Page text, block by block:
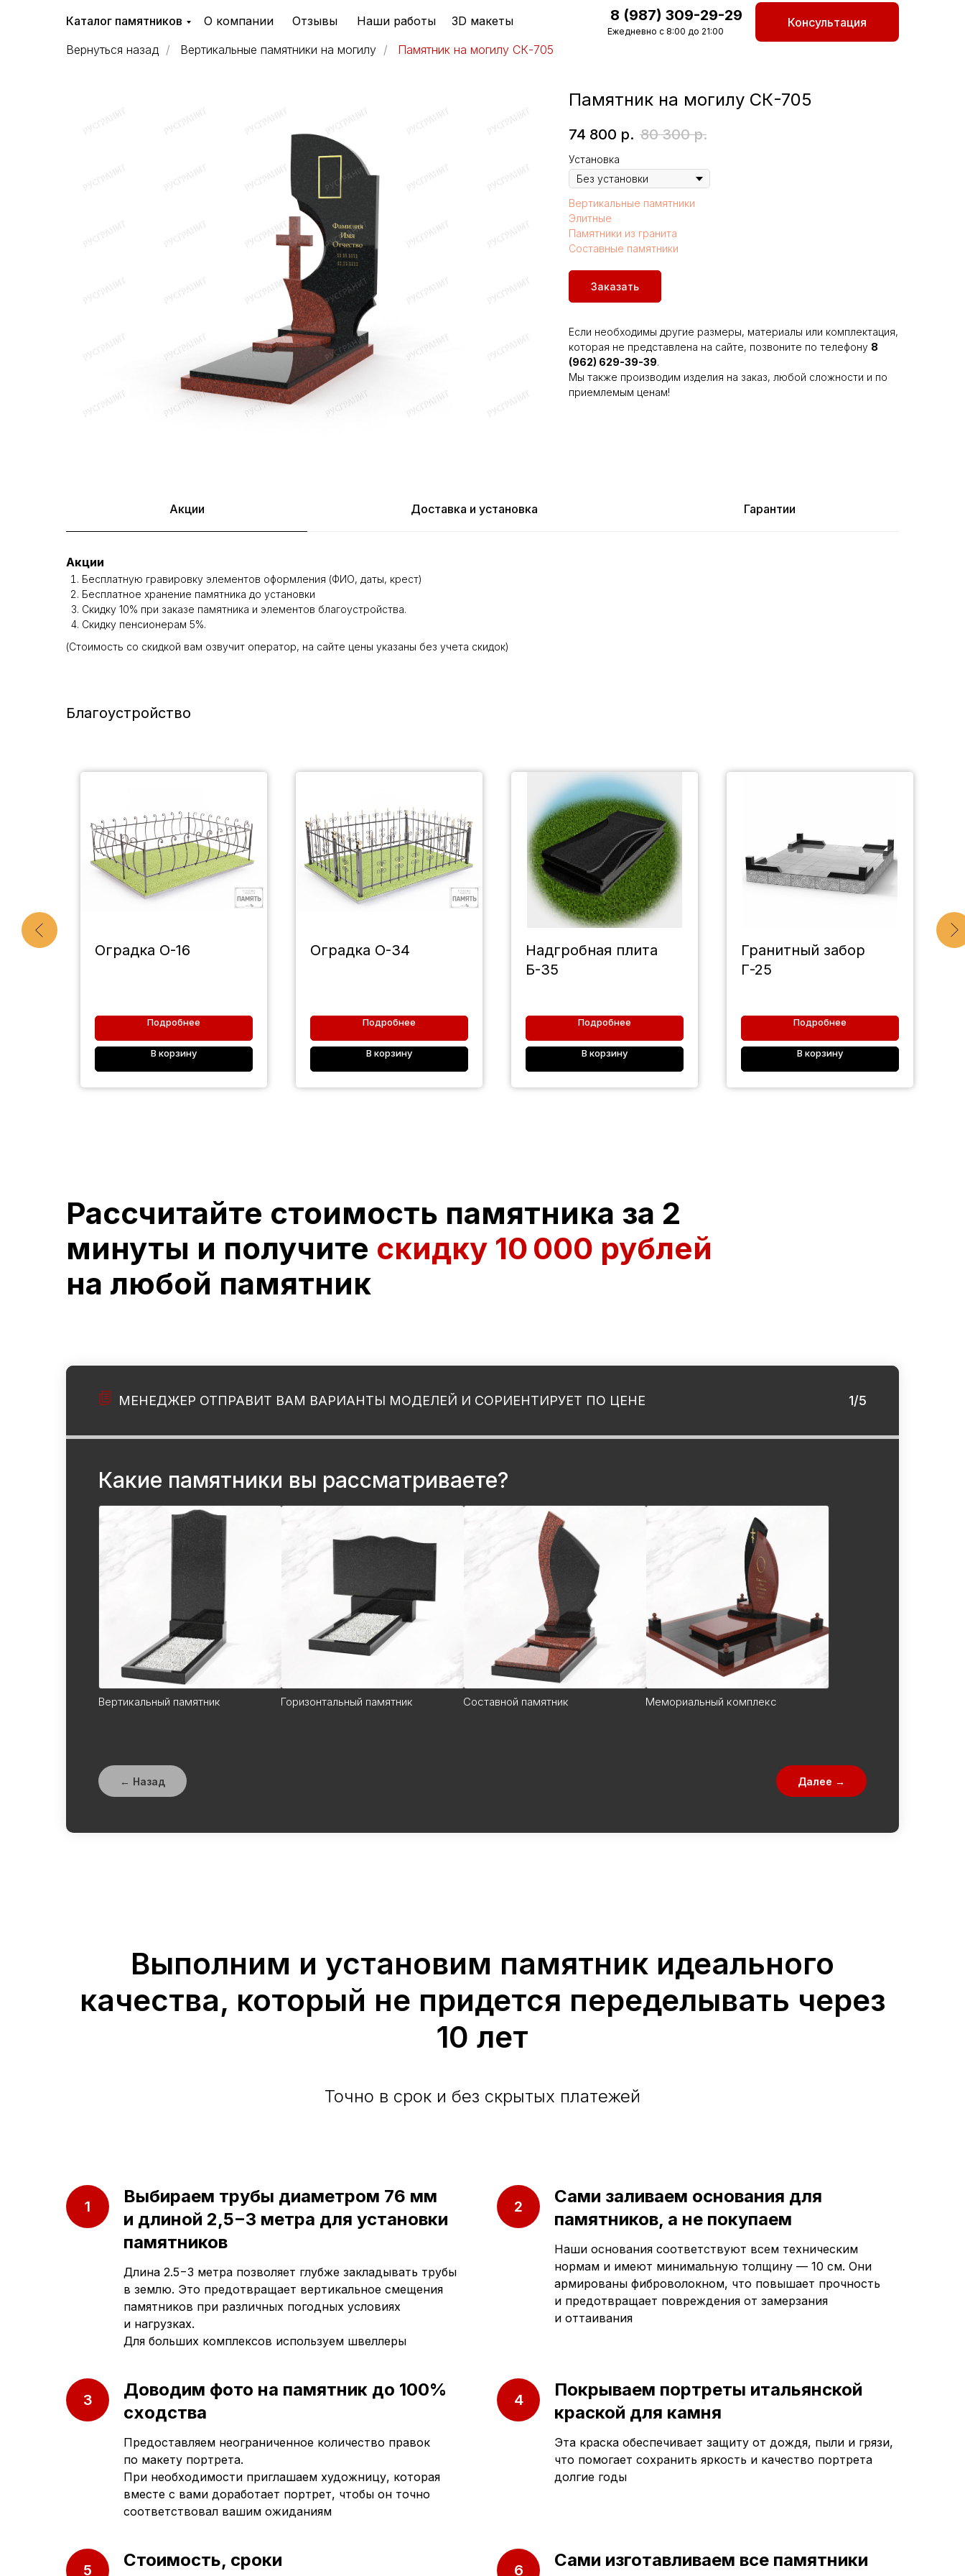
Каталог памятников О компании Отзывы Наши работы 3D макеты Консультация
8 (987) 309-29-29
Ежедневно с 8:00 до 21:00
Вернуться назад / Вертикальные памятники на могилу / Памятник на могилу СК-705
Памятник на могилу СК-705
74 800 р. 80 300 р.
Установка
Вертикальные памятники
Элитные
Памятники из гранита
Составные памятники
Заказать
Если необходимы другие размеры, материалы или комплектация,
которая не представлена на сайте, позвоните по телефону 8
(962) 629-39-39.
Мы также производим изделия на заказ, любой сложности и по
приемлемым ценам!
Акции Доставка и установка Гарантии
Акции
Бесплатную гравировку элементов оформления (ФИО, даты, крест)
Бесплатное хранение памятника до установки
Скидку 10% при заказе памятника и элементов благоустройства.
Скидку пенсионерам 5%.
(Стоимость со скидкой вам озвучит оператор, на сайте цены указаны без учета скидок)
Благоустройство
Оградка О-16
Подробнее
В корзину
Оградка О-34
Подробнее
В корзину
Надгробная плита
Б-35
Подробнее
В корзину
Гранитный забор
Г-25
Подробнее
В корзину
Рассчитайте стоимость памятника за 2
минуты и получите скидку 10 000 рублей
на любой памятник
МЕНЕДЖЕР ОТПРАВИТ ВАМ ВАРИАНТЫ МОДЕЛЕЙ И СОРИЕНТИРУЕТ ПО ЦЕНЕ 1/5
Какие памятники вы рассматриваете?
Вертикальный памятник Горизонтальный памятник Составной памятник Мемориальный комплекс
← Назад Далее →
Выполним и установим памятник идеального
качества, который не придется переделывать через
10 лет
Точно в срок и без скрытых платежей
Выбираем трубы диаметром 76 мм
и длиной 2,5−3 метра для установки
памятников
Длина 2.5−3 метра позволяет глубже закладывать трубы
в землю. Это предотвращает вертикальное смещения
памятников при различных погодных условиях
и нагрузках.
Для больших комплексов используем швеллеры
Сами заливаем основания для
памятников, а не покупаем
Наши основания соответствуют всем техническим
нормам и имеют минимальную толщину — 10 см. Они
армированы фиброволокном, что повышает прочность
и предотвращает повреждения от замерзания
и оттаивания
Доводим фото на памятник до 100%
сходства
Предоставляем неограниченное количество правок
по макету портрета.
При необходимости приглашаем художницу, которая
вместе с вами доработает портрет, чтобы он точно
соответствовал вашим ожиданиям
Покрываем портреты итальянской
краской для камня
Эта краска обеспечивает защиту от дождя, пыли и грязи,
что помогает сохранить яркость и качество портрета
долгие годы
Стоимость, сроки
Сами изготавливаем все памятники